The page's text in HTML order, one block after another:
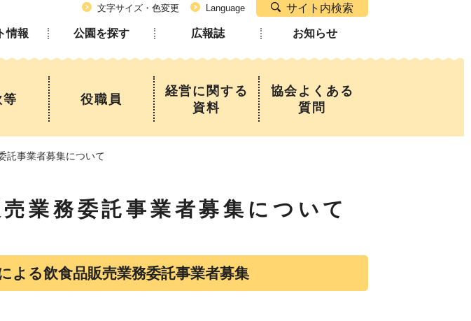
サイト内検索
文字サイズ・色変更 Language
情報 公園を探す 広報誌 お知らせ
等 役職員
経営に関する
資料
協会よくある
質問
託事業者募集について
業務委託事業者募集について
る飲食品販売業務委託事業者募集